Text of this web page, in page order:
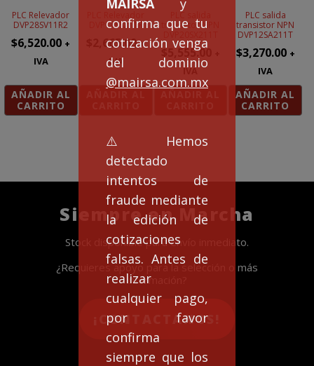
confirma que tu
cotización venga
del dominio
@mairsa.com.mx
⚠️Hemos
detectado
intentos de
fraude mediante
la edición de
cotizaciones
falsas. Antes de
realizar
cualquier pago,
por favor
confirma
siempre que los
PLC Relevador
DVP28SV11R2
$6,520.00 +
IVA
AÑADIR AL
CARRITO
DVP14SS211R
2,665.00 +
IVA
PLC salida
transistor NPN
DVP20SX211T
$ 5,555.00
IVA
PLC salida
transistor NPN
DVP12SA211T
$3,270.00 +
IVA
AÑADIR AL
CARRITO
Siempre en Marcha
Stock disponible para envío inmediato.
¿Requieres apoyo para la selección o más
información?
¡CONTACTANOS!